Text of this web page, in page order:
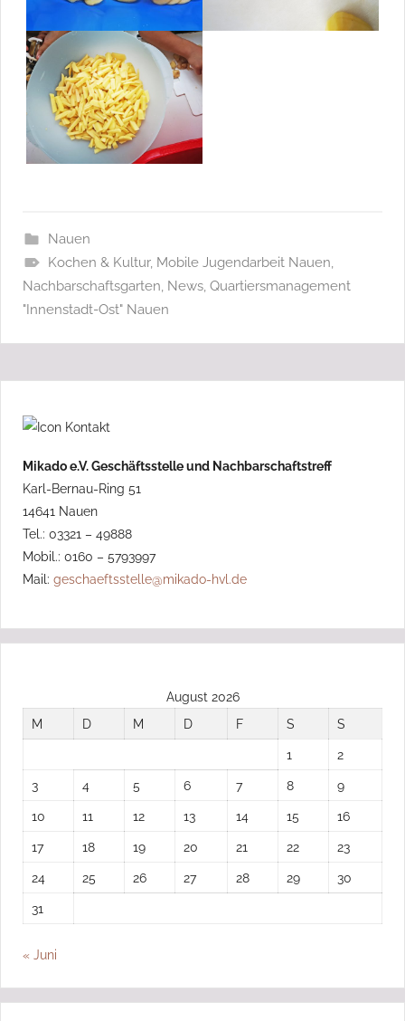
Nauen
Kochen & Kultur, Mobile Jugendarbeit Nauen,
Nachbarschaftsgarten, News, Quartiersmanagement
"Innenstadt-Ost" Nauen
Mikado e.V. Geschäftsstelle und Nachbarschaftstreff
Karl-Bernau-Ring 51
14641 Nauen
Tel.: 03321 – 49888
Mobil.: 0160 – 5793997
Mail: geschaeftsstelle@mikado-hvl.de
August 2026
M
D M D F S
S
1
2
3
4 5 6 7 8
9
10
11 12 13 14 15
16
17
18 19 20 21 22
23
24
25 26 27 28 29
30
31
« Juni